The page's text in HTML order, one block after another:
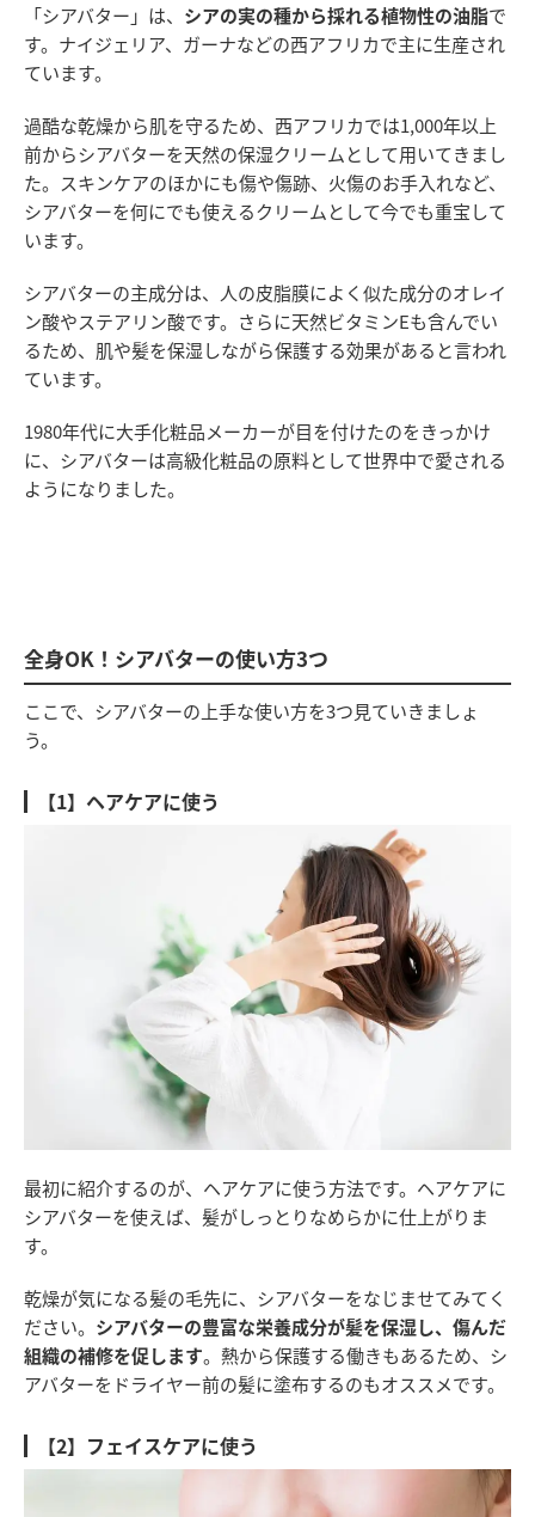
「シアバター」は、 シアの実の種から採れる植物性の油脂で
す。ナイジェリア、ガーナなどの西アフリカで主に生産され
ています。
過酷な乾燥から肌を守るため、西アフリカでは1,000年以上
前からシアバターを天然の保湿クリームとして用いてきまし
た。スキンケアのほかにも傷や傷跡、火傷のお手入れなど、
シアバターを何にでも使えるクリームとして今でも重宝して
います。
シアバターの主成分は、人の皮脂膜によく似た成分のオレイ
ン酸やステアリン酸です。さらに天然ビタミンEも含んでい
るため、肌や髪を保湿しながら保護する効果があると言われ
ています。
1980年代に大手化粧品メーカーが目を付けたのをきっかけ
に、シアバターは高級化粧品の原料として世界中で愛される
ようになりました。
全身OK！シアバターの使い方3つ
ここで、シアバターの上手な使い方を3つ見ていきましょ
う。
【1】ヘアケアに使う
最初に紹介するのが、ヘアケアに使う方法です。ヘアケアに
シアバターを使えば、髪がしっとりなめらかに仕上がりま
す。
乾燥が気になる髪の毛先に、シアバターをなじませてみてく
ださい。 シアバターの豊富な栄養成分が髪を保湿し、傷んだ
組織の補修を促します。熱から保護する働きもあるため、シ
アバターをドライヤー前の髪に塗布するのもオススメです。
【2】フェイスケアに使う